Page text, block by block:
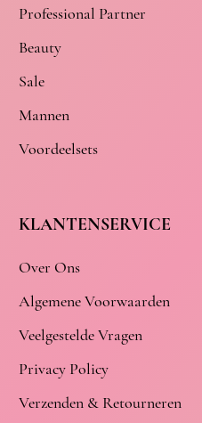
Professional Partner
Beauty
Sale
Mannen
Voordeelsets
KLANTENSERVICE
Over Ons
Algemene Voorwaarden
Veelgestelde Vragen
Privacy Policy
Verzenden & Retourneren